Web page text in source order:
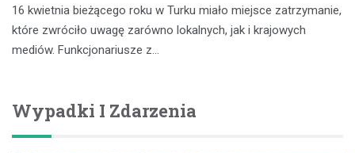
16 kwietnia bieżącego roku w Turku miało miejsce zatrzymanie,
które zwróciło uwagę zarówno lokalnych, jak i krajowych
mediów. Funkcjonariusze z…
Wypadki I Zdarzenia